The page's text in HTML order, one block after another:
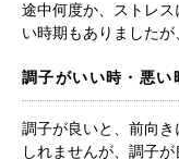
途中何度か、ストレス
い時期もありましたが
調子がいい時・悪い
調子が良いと、前向
しれませんが、調子